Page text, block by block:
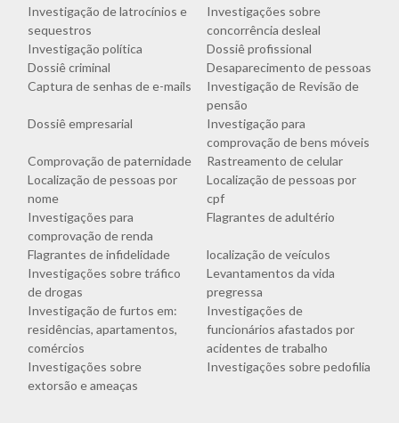
Investigação de latrocínios e
sequestros
Investigações sobre
concorrência desleal
Investigação política
Dossiê profissional
Dossiê criminal
Desaparecimento de pessoas
Captura de senhas de e-mails
Investigação de Revisão de
pensão
Dossiê empresarial
Investigação para
comprovação de bens móveis
Comprovação de paternidade
Rastreamento de celular
Localização de pessoas por
nome
Localização de pessoas por
cpf
Investigações para
comprovação de renda
Flagrantes de adultério
Flagrantes de infidelidade
localização de veículos
Investigações sobre tráfico
de drogas
Levantamentos da vida
pregressa
Investigação de furtos em:
residências, apartamentos,
comércios
Investigações de
funcionários afastados por
acidentes de trabalho
Investigações sobre
extorsão e ameaças
Investigações sobre pedofilia